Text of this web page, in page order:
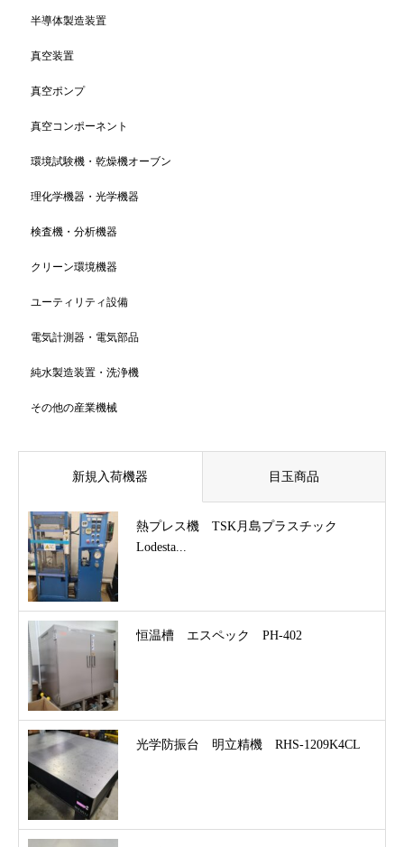
半導体製造装置
真空装置
真空ポンプ
真空コンポーネント
環境試験機・乾燥機オーブン
理化学機器・光学機器
検査機・分析機器
クリーン環境機器
ユーティリティ設備
電気計測器・電気部品
純水製造装置・洗浄機
その他の産業機械
新規入荷機器 目玉商品
熱プレス機 TSK月島プラスチック
Lodesta...
恒温槽 エスペック PH-402
光学防振台 明立精機 RHS-1209K4CL